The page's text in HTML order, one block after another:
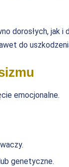
dorosłych, jak i
do
emocjonalne.
genetyczne.